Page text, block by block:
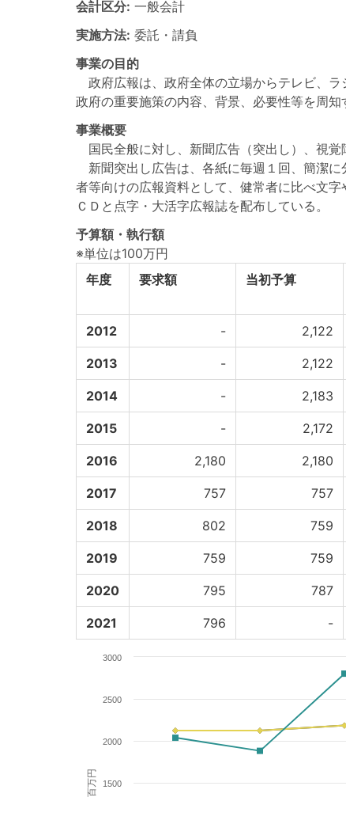
会計区分: 一般会計
実施方法: 委託・請負
事業の目的
政府広報は、政府全体の立場からテレビ、
政府の重要施策の内容、背景、必要性等を周知
事業概要
国民全般に対し、新聞広告（突出し）、視覚
新聞突出し広告は、各紙に毎週１回、簡潔
者等向けの広報資料として、健常者に比べ文
ＣＤと点字・大活字広報誌を配布している。
予算額・執行額
※単位は100万円
年度
要求額 当初予算
2012 - 2,122
2013 - 2,122
2014 - 2,183
2015 - 2,172
2016 2,180 2,180
2017 757 757
2018 802 759
2019 759 759
2020 795 787
2021 796 -
百万円 1500
2000
2500
3000